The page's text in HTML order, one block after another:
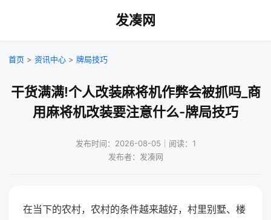
发凑网
首页 > 资讯中心 > 牌局技巧
干货满满!个人改装麻将机作弊会被抓吗_商
用麻将机改装要注意什么-牌局技巧
发布时间：2026-08-05｜阅读：1
发布者：发凑网
在当下的农村，农村的条件越来越好，村里别墅、楼